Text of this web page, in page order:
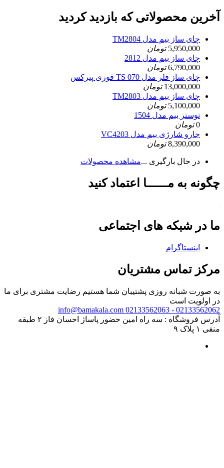
آخرین محصولاتی که بازدید کردید
چای ساز بیم مدل TM2804
5,950,000 تومان
چای ساز بیم مدل 2812
6,790,000 تومان
چای ساز فلر مدل TS 070 قوری پیرکس
13,000,000 تومان
چای ساز بیم مدل TM2803
5,100,000 تومان
توستر بیم مدل 1504
0 تومان
جارو شارژی بیم مدل VC4203
8,390,000 تومان
در حال بارگیری ...مشاهده محصولات
چگونه به مــــــا اعتماد کنید
ما در شبکه های اجتماعی
اینستاگرام
مرکز تماس مشتریان
به صورت شبانه روزی پشتیبان شما هستیم رضایت مشتری برای ما
در اولویت است
02133562062 - 02133562063
info@bamakala.com
آدرس فروشگاه : سه راه امین حضور پاساژ احسان فاز ۲ طبقه
منفی ۱ پلاک ۹